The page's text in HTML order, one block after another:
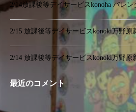
2/14放課後等デイサービスkonoha バレ
2/15 放課後等デイサービスkonoki万野
2/14 放課後等デイサービスkonoki万野
最近のコメント